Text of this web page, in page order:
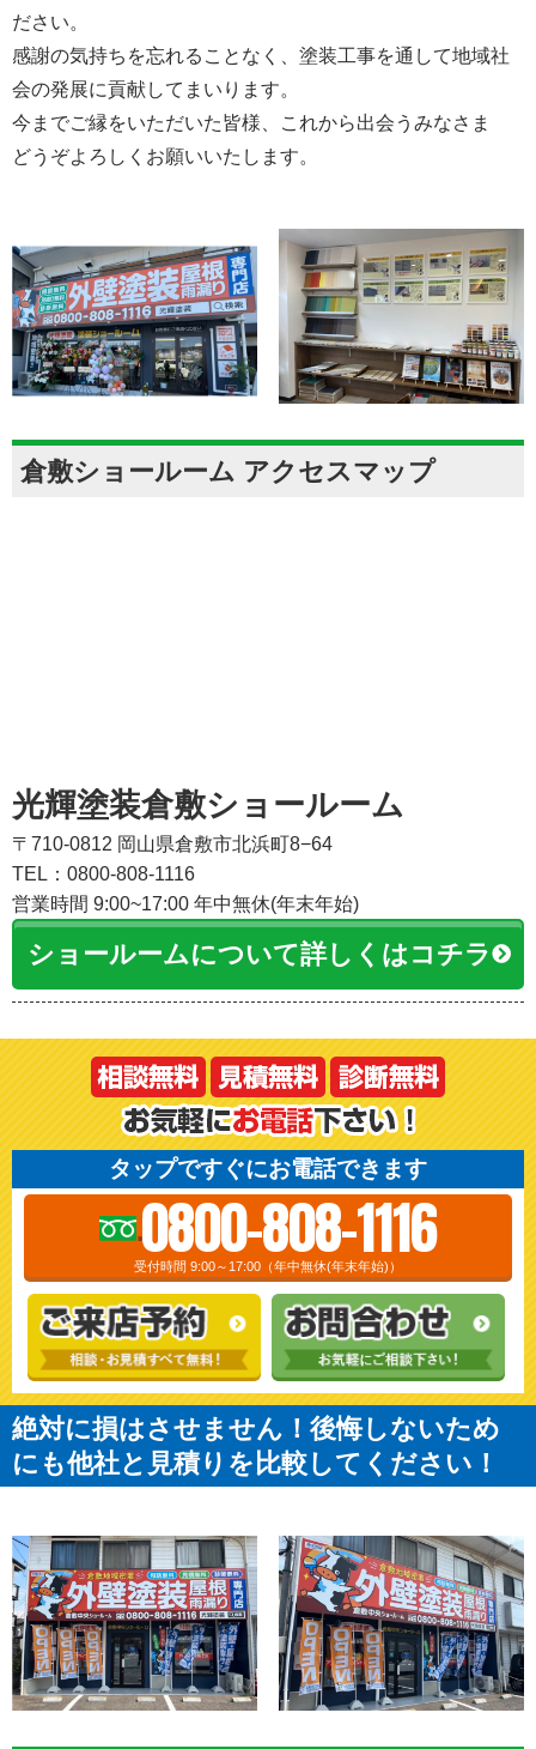
ださい。
感謝の気持ちを忘れることなく、塗装工事を通して地域社
会の発展に貢献してまいります。
今までご縁をいただいた皆様、これから出会うみなさま
どうぞよろしくお願いいたします。
倉敷ショールーム アクセスマップ
光輝塗装倉敷ショールーム
〒710-0812 岡山県倉敷市北浜町8−64
TEL：0800-808-1116
営業時間 9:00~17:00 年中無休(年末年始)
ショールームについて詳しくはコチラ
タップですぐにお電話できます
0800-808-1116
受付時間 9:00～17:00（年中無休(年末年始)）
絶対に損はさせません！後悔しないため
にも他社と見積りを比較してください！